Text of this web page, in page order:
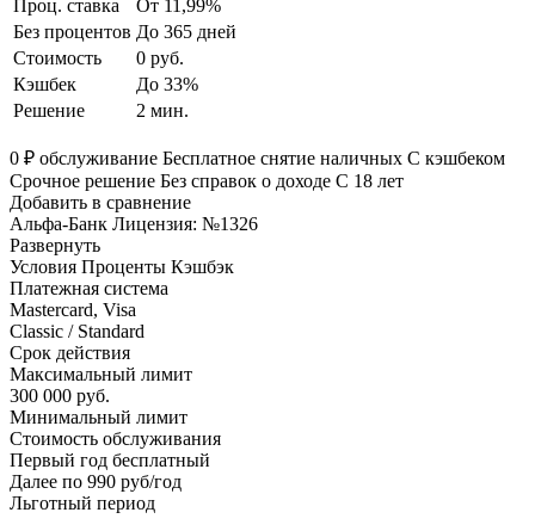
Проц. ставка
От 11,99%
Без процентов До 365 дней
Стоимость
0 руб.
Кэшбек
До 33%
Решение
2 мин.
0 ₽ обслуживание Бесплатное снятие наличных С кэшбеком
Срочное решение Без справок о доходе С 18 лет
Добавить в сравнение
Альфа-Банк Лицензия: №1326
Развернуть
Условия Проценты Кэшбэк
Платежная система
Mastercard, Visa
Classic / Standard
Срок действия
Максимальный лимит
300 000 руб.
Минимальный лимит
Стоимость обслуживания
Первый год бесплатный
Далее по 990 руб/год
Льготный период